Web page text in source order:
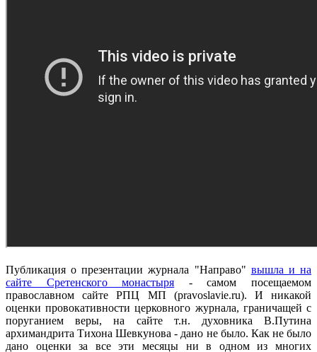
Публикация о презентации журнала "Направо" вышла и на
сайте Сретенского монастыря - самом посещаемом
православном сайте РПЦ МП (pravoslavie.ru). И никакой
оценки провокативности церковного журнала, граничащей с
поруганием веры, на сайте т.н. духовника В.Путина
архимандрита Тихона Шевкунова - дано не было. Как не было
дано оценки за все эти месяцы ни в одном из многих